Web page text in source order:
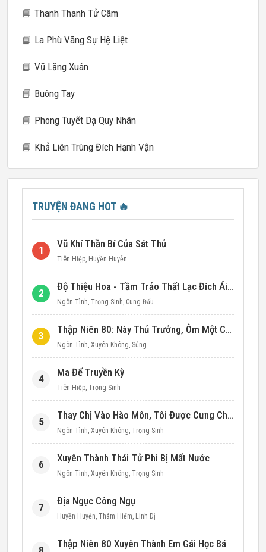
📘 Thanh Thanh Tử Câm
📘 La Phù Vãng Sự Hệ Liệt
📘 Vũ Lăng Xuân
📘 Buông Tay
📘 Phong Tuyết Dạ Quy Nhân
📘 Khả Liên Trùng Đích Hạnh Vận
TRUYỆN ĐANG HOT 🔥
1
Vũ Khí Thần Bí Của Sát Thủ
Tiên Hiệp, Huyền Huyễn
2
Độ Thiệu Hoa - Tầm Trảo Thất Lạc Đích Ái Tình
Ngôn Tình, Trọng Sinh, Cung Đấu
3
Thập Niên 80: Này Thủ Trưởng, Ôm Một Cái Đi!
Ngôn Tình, Xuyên Không, Sủng
4
Ma Đế Truyền Kỳ
Tiên Hiệp, Trọng Sinh
5
Thay Chị Vào Hào Môn, Tôi Được Cưng Chiều Hết Mực (Thập Niên 90)
Ngôn Tình, Xuyên Không, Trọng Sinh
6
Xuyên Thành Thái Tử Phi Bị Mất Nước
Ngôn Tình, Xuyên Không, Trọng Sinh
7
Địa Ngục Công Ngụ
Huyền Huyễn, Thám Hiểm, Linh Dị
Thập Niên 80 Xuyên Thành Em Gái Học Bá